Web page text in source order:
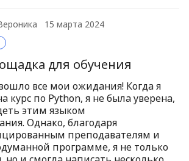
15 марта 2024
для обучения
все мои ожидания! Когда я
курс по Python, я не была уверена,
этим языком
Однако, благодаря
преподавателям и
программе, я не только